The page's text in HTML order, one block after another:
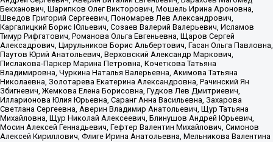
Бекханович, Шарипков Олег Викторович, Мошель Ирина Ароновна,
Шведов Григорий Сергеевич, Пономарев Лев Александрович,
Каргалицкий Борис Юльевич, Созаев Валерий Валерьевич, Исламов
Тимур Рифгатович, Романова Ольга Евгеньевна, Щаров Сергей
Алексадрович, Цирульников Борис Альбертович, Гасан Ольга Павловна,
Паутов Юрий Анатольевич, Верховский Александр Маркович,
Пислакова-Паркер Марина Петровна, Кочеткова Татьяна
Владимировна, Чуркина Наталья Валерьевна, Акимова Татьяна
Николаевна, Золотарева Екатерина Александровна, Рачинский Ян
Збигневич, Жемкова Елена Борисовна, Гудков Лев Дмитриевич,
Илларионова Юлия Юрьевна, Саранг Анна Васильевна, Захарова
Светлана Сергеевна, Аверин Владимир Анатольевич, Щур Татьяна
Михайловна, Щур Николай Алексеевич, Блинушов Андрей Юрьевич,
Мосин Алексей Геннадьевич, Гефтер Валентин Михайлович, Симонов
Алексей Кириллович, Флиге Ирина Анатольевна, Мельникова Валентина